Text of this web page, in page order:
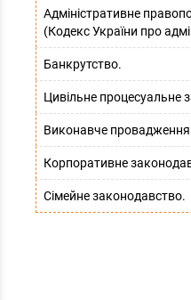
Адміністративне
(Кодекс України про
Банкрутство.
Цивільне процесуальне
Виконавче провадження
Корпоративне
Сімейне законодавство.